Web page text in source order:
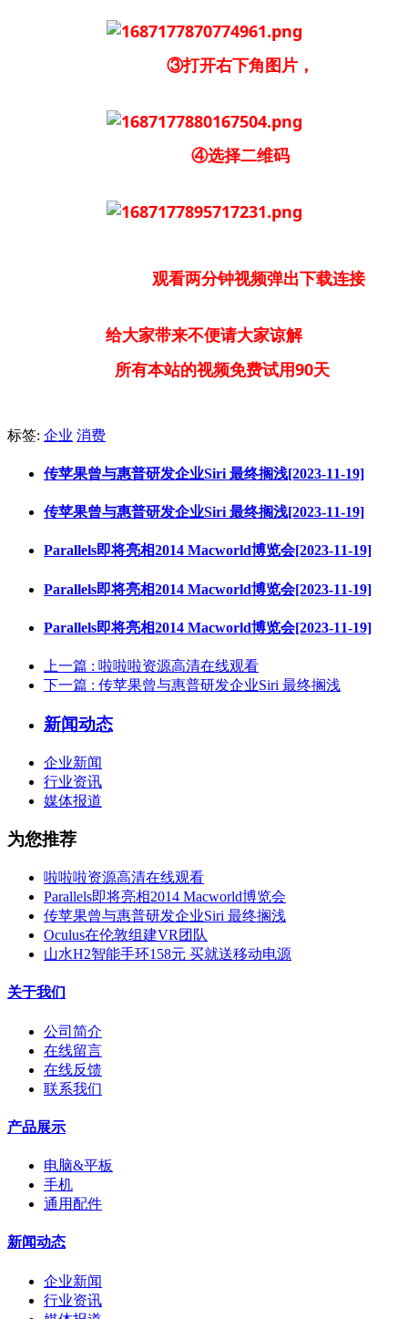
③打开右下角图片，
④选择二维码
观看两分钟视频弹出下载连接
给大家带来不便请大家谅解
所有本站的视频免费试用90天
标签: 企业 消费
传苹果曾与惠普研发企业Siri 最终搁浅[2023-11-19]
传苹果曾与惠普研发企业Siri 最终搁浅[2023-11-19]
Parallels即将亮相2014 Macworld博览会[2023-11-19]
Parallels即将亮相2014 Macworld博览会[2023-11-19]
Parallels即将亮相2014 Macworld博览会[2023-11-19]
上一篇 : 啦啦啦资源高清在线观看
下一篇 : 传苹果曾与惠普研发企业Siri 最终搁浅
新闻动态
企业新闻
行业资讯
媒体报道
为您推荐
啦啦啦资源高清在线观看
Parallels即将亮相2014 Macworld博览会
传苹果曾与惠普研发企业Siri 最终搁浅
Oculus在伦敦组建VR团队
山水H2智能手环158元 买就送移动电源
关于我们
公司简介
在线留言
在线反馈
联系我们
产品展示
电脑&平板
手机
通用配件
新闻动态
企业新闻
行业资讯